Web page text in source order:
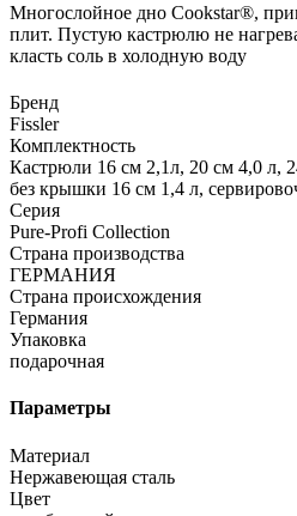
Многослойное дно Cookstar®,
плит. Пустую кастрюлю не
класть соль в холодную воду
Бренд
Fissler
Комплектность
Кастрюли 16 см 2,1л, 20 см 4,0 л,
без крышки 16 см 1,4 л,
Серия
Pure-Profi Collection
Страна производства
ГЕРМАНИЯ
Страна происхождения
Германия
Упаковка
подарочная
Параметры
Материал
Нержавеющая сталь
Цвет